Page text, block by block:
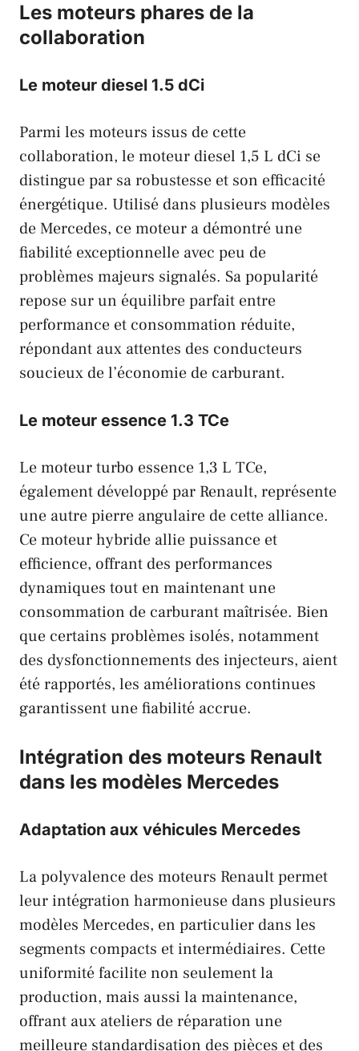
Les moteurs phares de la
collaboration
Le moteur diesel 1.5 dCi
Parmi les moteurs issus de cette
collaboration, le moteur diesel 1,5 L dCi se
distingue par sa robustesse et son efficacité
énergétique. Utilisé dans plusieurs modèles
deMercedes, ce moteur a démontré une
fiabilité exceptionnelle avec peu de
problèmes majeurs signalés. Sa popularité
repose sur un équilibre parfait entre
performance et consommation réduite,
répondant aux attentes des conducteurs
soucieux de l’économie de carburant.
Le moteur essence 1.3 TCe
Le moteur turbo essence 1,3 L TCe,
également développé par Renault, représente
une autre pierre angulaire de cette alliance.
Ce moteur hybride allie puissance et
efficience, offrant des performances
dynamiques tout en maintenant une
consommation de carburant maîtrisée. Bien
que certains problèmes isolés, notamment
des dysfonctionnements des injecteurs, aient
été rapportés, les améliorations continues
garantissent une fiabilité accrue.
Intégration des moteurs Renault
dans les modèles Mercedes
Adaptation aux véhicules Mercedes
La polyvalence des moteurs Renaultpermet
leur intégration harmonieuse dans plusieurs
modèles Mercedes, en particulier dans les
segments compacts et intermédiaires. Cette
uniformité facilite non seulement la
production, mais aussi la maintenance,
offrant aux ateliers de réparation une
meilleure standardisation des pièces et des